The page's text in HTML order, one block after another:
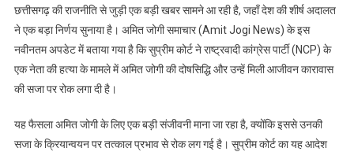
और
दोषसिद्धि
पर
लगी
छत्तीसगढ़ की राजनीति से जुड़ी एक बड़ी खबर सामने आ रही है, जहाँ देश की शीर्ष अदालत
ने एक बड़ा निर्णय सुनाया है। अमित जोगी समाचार (Amit Jogi News) के इस
नवीनतम अपडेट में बताया गया है कि सुप्रीम कोर्ट ने राष्ट्रवादी कांग्रेस पार्टी (NCP) के
एक नेता की हत्या के मामले में अमित जोगी की दोषसिद्धि और उन्हें मिली आजीवन कारावास
की सजा पर रोक लगा दी है।
यह फैसला अमित जोगी के लिए एक बड़ी संजीवनी माना जा रहा है, क्योंकि इससे उनकी
सजा के क्रियान्वयन पर तत्काल प्रभाव से रोक लग गई है। सुप्रीम कोर्ट का यह आदेश